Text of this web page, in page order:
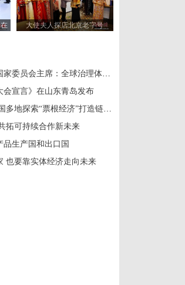
大使夫人探店北京老字号
国际标准化组织发展中国家委员会主席：全球治理体系改革应共建共享
会宣言》在山东青岛发布
一张票根、多重体验 中国多地探索“票根经济”打造链式消费新场景
拓可持续合作新未来
生产国和出口国
也要靠实体经济走向未来